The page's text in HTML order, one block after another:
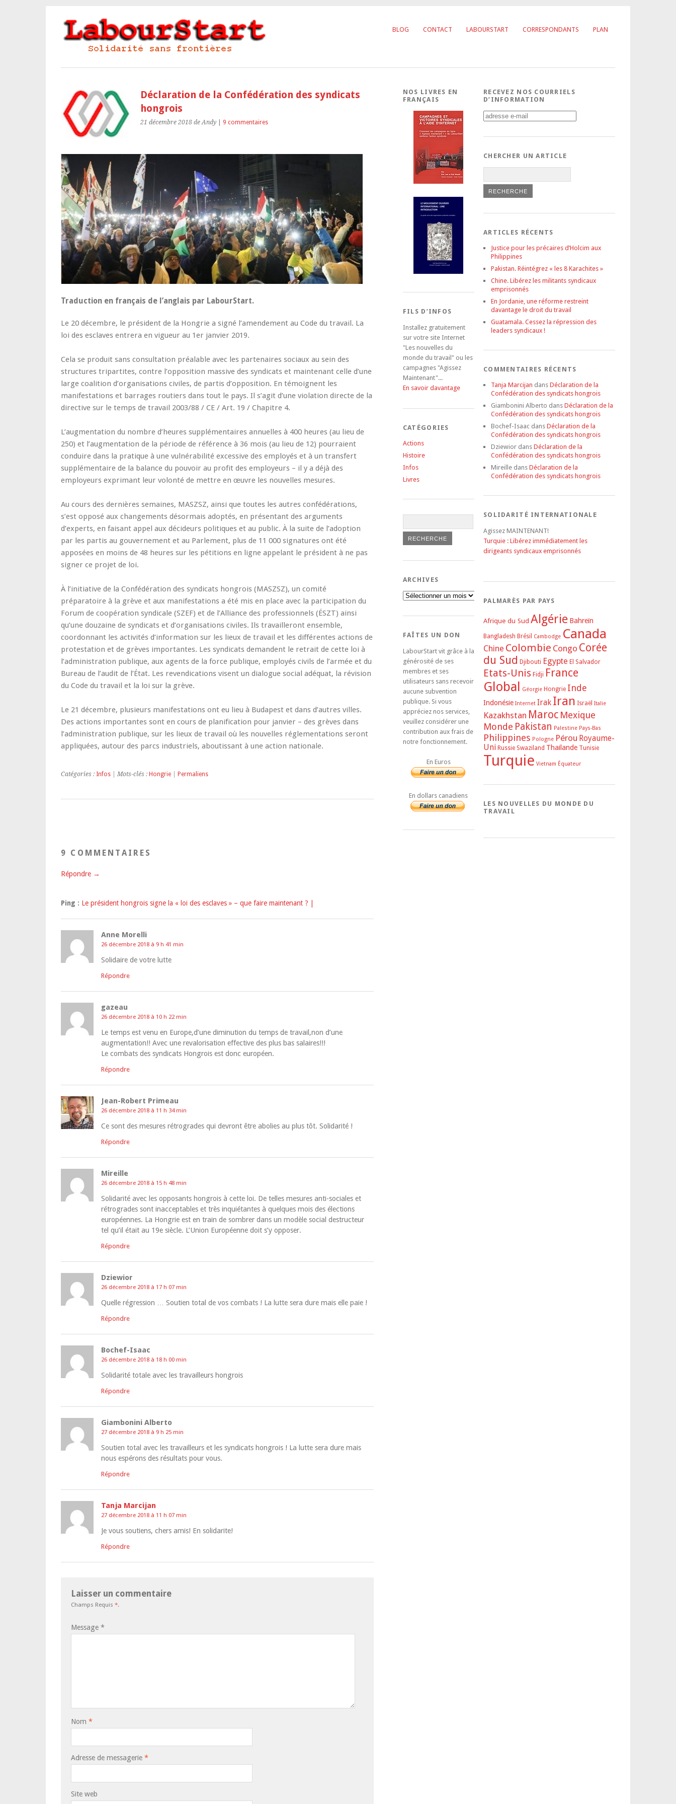
BLOG CONTACT LABOURSTART CORRESPONDANTS PLAN
Déclaration de la Confédération des syndicats
hongrois
21 décembre 2018 de Andy| 9 commentaires
Traduction en français de l’anglais par LabourStart.
Le 20 décembre, le président de la Hongrie a signé l’amendement au Code du travail. La
loi des esclaves entrera en vigueur au 1er janvier 2019.
Cela se produit sans consultation préalable avec les partenaires sociaux au sein des
structures tripartites, contre l’opposition massive des syndicats et maintenant celle d’une
large coalition d’organisations civiles, de partis d’opposition. En témoignent les
manifestations et barrages routiers dans tout le pays. Il s’agit d’une violation directe de la
directive sur le temps de travail 2003/88 / CE / Art. 19 / Chapitre 4.
L’augmentation du nombre d’heures supplémentaires annuelles à 400 heures (au lieu de
250) et l’augmentation de la période de référence à 36 mois (au lieu de 12) pourraient
conduire dans la pratique à une vulnérabilité excessive des employés et à un transfert
supplémentaire de la balance du pouvoir au profit des employeurs – il y a déjà des
employeurs exprimant leur volonté de mettre en œuvre les nouvelles mesures.
Au cours des dernières semaines, MASZSZ, ainsi que toutes les autres confédérations,
s’est opposé aux changements désormais adoptés, en présentant des arguments
d’experts, en faisant appel aux décideurs politiques et au public. À la suite de l’adoption
par les partis au gouvernement et au Parlement, plus de 11 000 signatures ont été
apposées en moins de 48 heures sur les pétitions en ligne appelant le président à ne pas
signer ce projet de loi.
À l’initiative de la Confédération des syndicats hongrois (MASZSZ), un comité
préparatoire à la grève et aux manifestations a été mis en place avec la participation du
Forum de coopération syndicale (SZEF) et de l’Alliance des professionnels (ÉSZT) ainsi
qu’une douzaine de syndicats et d’organisations civiles. Ils travailleront ensemble,
coordonnant les activités d’information sur les lieux de travail et les différentes actions de
protestation et de grèves importantes. Les syndicats demandent le retrait de cette loi à
l’administration publique, aux agents de la force publique, employés civils de l’armée et du
Bureau de l’audit de l’État. Les revendications visent un dialogue social adéquat, la révision
du Code du travail et la loi sur la grève.
Le 21 décembre, plusieurs manifestations ont eu lieu à Budapest et dans d’autres villes.
Des actions importantes sont en cours de planification pour janvier – des grèves dans
l’administration publique, sur les lieux de travail où les nouvelles réglementations seront
appliquées, autour des parcs industriels, aboutissant à une action nationale.
Catégories : Infos | Mots-clés : Hongrie Permaliens
9 COMMENTAIRES
Répondre →
Ping : Le président hongrois signe la « loi des esclaves » – que faire maintenant ? |
Anne Morelli
26 décembre 2018 à 9 h 41 min
Solidaire de votre lutte
Répondre
gazeau
26 décembre 2018 à 10 h 22 min
Le temps est venu en Europe,d’une diminution du temps de travail,non d’une
augmentation!! Avec une revalorisation effective des plus bas salaires!!!
Le combats des syndicats Hongrois est donc européen.
Répondre
Jean-Robert Primeau
26 décembre 2018 à 11 h 34 min
Ce sont des mesures rétrogrades qui devront être abolies au plus tôt. Solidarité !
Répondre
Mireille
26 décembre 2018 à 15 h 48 min
Solidarité avec les opposants hongrois à cette loi. De telles mesures anti-sociales et
rétrogrades sont inacceptables et très inquiétantes à quelques mois des élections
européennes. La Hongrie est en train de sombrer dans un modèle social destructeur
tel qu’il était au 19e siècle. L’Union Européenne doit s’y opposer.
Répondre
Dziewior
26 décembre 2018 à 17 h 07 min
Quelle régression … Soutien total de vos combats ! La lutte sera dure mais elle paie !
Répondre
Bochef-Isaac
26 décembre 2018 à 18 h 00 min
Solidarité totale avec les travailleurs hongrois
Répondre
Giambonini Alberto
27 décembre 2018 à 9 h 25 min
Soutien total avec les travailleurs et les syndicats hongrois ! La lutte sera dure mais
nous espérons des résultats pour vous.
Répondre
Tanja Marcijan
27 décembre 2018 à 11 h 07 min
Je vous soutiens, chers amis! En solidarite!
Répondre
Laisser un commentaire
Champs Requis *.
Message *
Nom *
Adresse de messagerie *
Site web
NOS LIVRES EN
FRANÇAIS
FILS D’INFOS
Installez gratuitement
sur votre site Internet
"Les nouvelles du
monde du travail" ou les
campagnes "Agissez
Maintenant"...
En savoir davantage
CATÉGORIES
Actions
Histoire
Infos
Livres
ARCHIVES
Archives
FAÎTES UN DON
LabourStart vit grâce à la
générosité de ses
membres et ses
utilisateurs sans recevoir
aucune subvention
publique. Si vous
appréciez nos services,
veuillez considérer une
contribution aux frais de
notre fonctionnement.
En Euros
En dollars canadiens
RECEVEZ NOS COURRIELS
D’INFORMATION
CHERCHER UN ARTICLE
ARTICLES RÉCENTS
Justice pour les précaires d’Holcim aux
Philippines
Pakistan. Réintégrez « les 8 Karachites »
Chine. Libérez les militants syndicaux
emprisonnés
En Jordanie, une réforme restreint
davantage le droit du travail
Guatamala. Cessez la répression des
leaders syndicaux !
COMMENTAIRES RÉCENTS
Tanja Marcijan dans Déclaration de la
Confédération des syndicats hongrois
Giambonini Alberto dans Déclaration de la
Confédération des syndicats hongrois
Bochef-Isaac dans Déclaration de la
Confédération des syndicats hongrois
Dziewior dans Déclaration de la
Confédération des syndicats hongrois
Mireille dans Déclaration de la
Confédération des syndicats hongrois
SOLIDARITÉ INTERNATIONALE
Agissez MAINTENANT!
Turquie : Libérez immédiatement les
dirigeants syndicaux emprisonnés
PALMARÈS PAR PAYS
Afrique du Sud Algérie Bahreïn
Bangladesh Brésil Cambodge Canada
Chine Colombie Congo Corée
du Sud Djibouti Egypte El Salvador
Etats-Unis Fidji France
Global Géorgie Hongrie Inde
Indonésie Internet Irak Iran Israël Italie
Kazakhstan Maroc Mexique
Monde Pakistan Palestine Pays-Bas
Philippines Pologne Pérou Royaume-
Uni Russie Swaziland Thailande Tunisie
Turquie Vietnam Équateur
LES NOUVELLES DU MONDE DU
TRAVAIL